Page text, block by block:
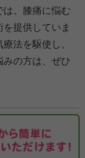
は、膝痛に悩む
提供していま
法を駆使し、
みの方は、ぜひ